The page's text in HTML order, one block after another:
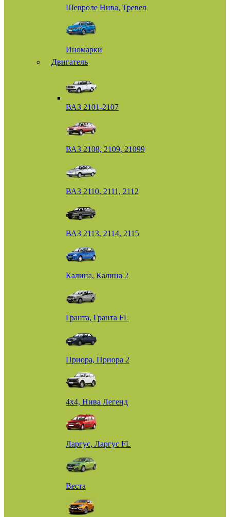
Шевроле Нива, Тревел
Иномарки
Двигатель
ВАЗ 2101-2107
ВАЗ 2108, 2109, 21099
ВАЗ 2110, 2111, 2112
ВАЗ 2113, 2114, 2115
Калина, Калина 2
Гранта, Гранта FL
Приора, Приора 2
4х4, Нива Легенд
Ларгус, Ларгус FL
Веста